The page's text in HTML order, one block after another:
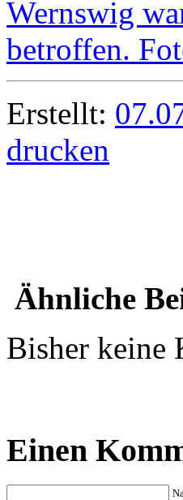
Erstellt:
drucken
Ähnliche
Bisher keine
Einen